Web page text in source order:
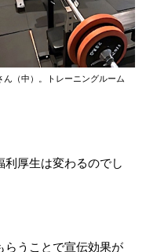
（中）。トレーニングルーム
厚生は変わるのでし
らうことで宣伝効果が